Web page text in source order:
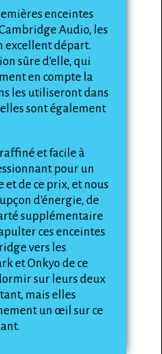
enceintes
Audio, les
excellent départ.
sûre d'elle, qui
en compte la
les utiliseront dans
sont également
et facile à
pour un
et de ce prix, et nous
d'énergie, de
supplémentaire
ces enceintes
vers les
et Onkyo de ce
sur leurs deux
mais elles
un œil sur ce